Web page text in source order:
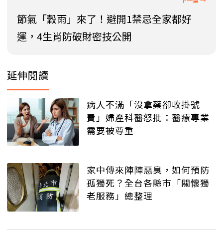
節氣「穀雨」來了！避開1禁忌全家都好
運，4生肖防破財密技公開
延伸閱讀
病人不滿「沒拿藥卻收掛號
費」婦產科醫怒批：醫療專業
需要被尊重
家中傳來陣陣惡臭，如何預防
孤獨死？全台各縣市「關懷獨
老服務」總整理